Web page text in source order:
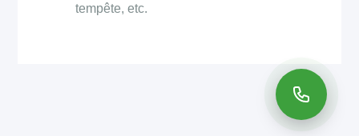
tempête, etc.